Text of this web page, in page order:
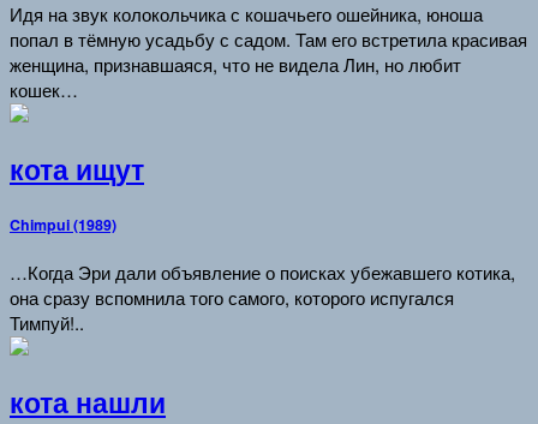
Идя на звук колокольчика с кошачьего ошейника, юноша
попал в тёмную усадьбу с садом. Там его встретила красивая
женщина, признавшаяся, что не видела Лин, но любит
кошек…
кота ищут
Chimpui (1989)
…Когда Эри дали объявление о поисках убежавшего котика,
она сразу вспомнила того самого, которого испугался
Тимпуй!..
кота нашли